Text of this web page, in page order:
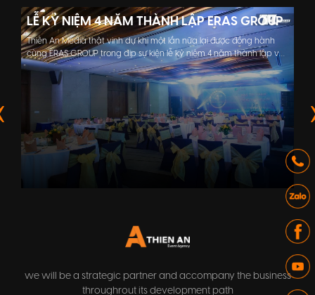
LỄ KỶ NIỆM 4 NĂM THÀNH LẬP ERAS GROUP
Thiên An Media thật vinh dự khi một lần nữa lại được đồng hành
cùng ERAS GROUP trong dịp sự kiện lễ kỷ niệm 4 năm thành lập vô
cùng ý nghĩa
we will be a strategic partner and accompany the business
throughrout its development path